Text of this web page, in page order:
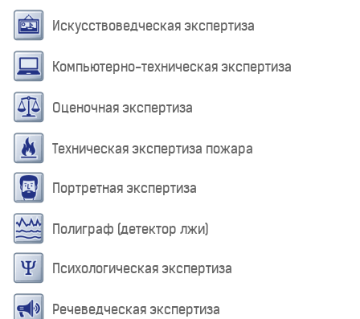
Искусствоведческая экспертиза
Компьютерно-техническая экспертиза
Оценочная экспертиза
Техническая экспертиза пожара
Портретная экспертиза
Полиграф (детектор лжи)
Психологическая экспертиза
Речеведческая экспертиза